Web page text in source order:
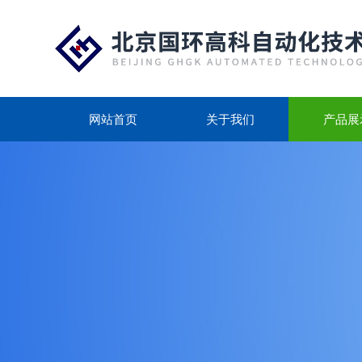
网站首页 关于我们 产品